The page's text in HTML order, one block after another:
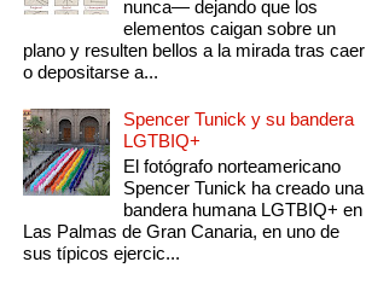
nunca— dejando que los
elementos caigan sobre un
plano y resulten bellos a la mirada tras caer
o depositarse a...
Spencer Tunick y su bandera
LGTBIQ+
El fotógrafo norteamericano
Spencer Tunick ha creado una
bandera humana LGTBIQ+ en
Las Palmas de Gran Canaria, en uno de
sus típicos ejercic...